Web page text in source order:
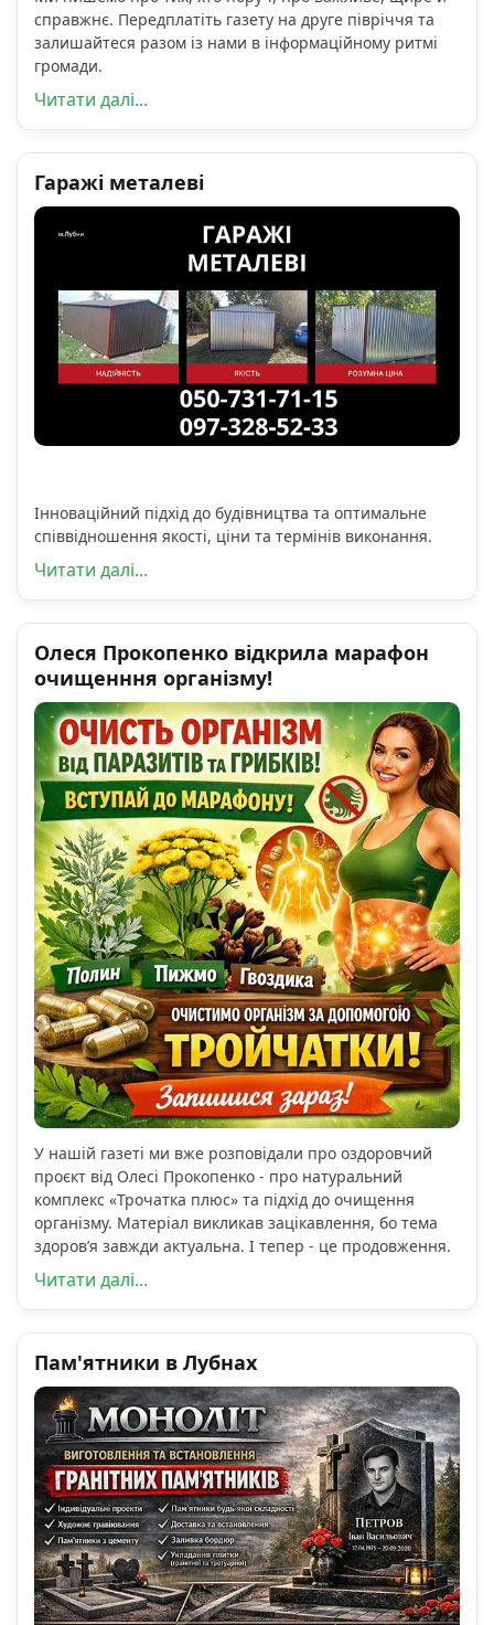
справжнє. Передплатіть газету на друге півріччя та
залишайтеся разом із нами в інформаційному ритмі
громади.
Читати далі...
Гаражі металеві
Інноваційний підхід до будівництва та оптимальне
співвідношення якості, ціни та термінів виконання.
Читати далі...
Олеся Прокопенко відкрила марафон
очищенння організму!
У нашій газеті ми вже розповідали про оздоровчий
проєкт від Олесі Прокопенко - про натуральний
комплекс «Трочатка плюс» та підхід до очищення
організму. Матеріал викликав зацікавлення, бо тема
здоров’я завжди актуальна. І тепер - це продовження.
Читати далі...
Пам'ятники в Лубнах